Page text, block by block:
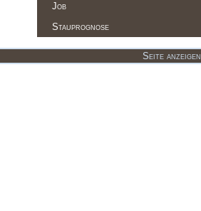
Job
Stauprognose
Seite anzeigen